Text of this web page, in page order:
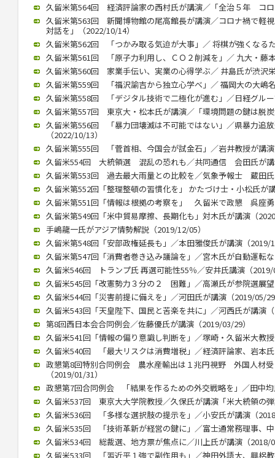
久留米第564回 経済評論家の西村氏が講演／「全治５年 コ
久留米第563回 新聞博物館の尾高館長が講演／コロナ禍で軽
対話を」（2022/10/14）
久留米第562回 「つかみ取る気迫が大事」／ 将棋が強くなる
久留米第561回 「原子力利用し、ＣＯ２削減を」／ 九大・藤
久留米第560回 家業手伝い、実業の心得学ぶ／ 井島氏が渋沢
久留米第559回 「福沢諭吉から独立心学べ」／ 福岡大の大嶋
久留米第558回 「デジタル技術で二極化が進む」／日経グル
久留米第557回 東京大・松本氏が講演／「環境問題の鍵は脱
久留米第556回 「暴力団壊滅は不可能ではない」／県暴力追
（2022/10/13）
久留米第555回 「菅首相、今国会が試金石」／岩井教授が講
久留米554回 大統領選 混乱の恐れも／共同通信 会田氏が講
久留米第553回 過去最大雨量との比較を／気象予報士 蔵田
久留米第552回「整理整頓の習慣化を」 かたづけ士・小松氏が
久留米第551回「情報は根拠の考察を」 久留米で政懇 呉座
久留米第549回「米中貿易摩擦、長期化も」対木氏が講演（
手嶋龍一氏がアジア情勢解説（2019/12/05）
久留米第548回「安部政権延長も」／本田雅俊氏が講演（2019/
久留米第547回「消費者巻き込み議論を」／宮木氏が自動運転
久留米546回 トランプ氏 再選可能性55％／安井氏講演（
久留米545回「改憲勢力３分の２ 困難」／高瀬氏が参院選展
久留米544回「災害前提に備えを」／河田氏が講演（2019/05/
久留米543回「天皇陛下、国民と苦楽を共に」／河西氏が講演
第8回西日本会合同例会／佐藤優氏が講演（2019/03/29）
久留米541回「情報の偏り意識し判断を」／塚崎・久留米大教
久留米540回 「最大リスクは消費増税」／経済評論家、岩本
政懇第8回特別合同例会 農水産輸出は１兆円視野 外国人材受
（2019/01/31）
政懇第7回合同例会 「結果を作るための外交戦略を」／田中
久留米537回 東京大大学院教授／久保氏が講演「米大統領の
久留米536回 「多様な選択肢の提示を」／小安氏が講演（
久留米535回 「技術革新が経営の鍵に」／富士通常務理事、
久留米534回 総裁選、地方票が焦点に／川上氏が講演（2018/
久留米533回 「習近平１強で副作用も」／神田外語大、興梠